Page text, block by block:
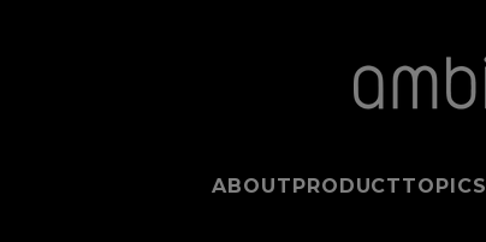
ABOUT PRODUCTTOPICS